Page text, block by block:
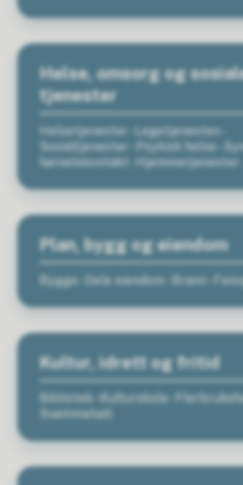
Helse, omsorg og
tjenester
Helsetjenester - Legetjenesten -
Sosialtjenester - Psykisk helse -
hørselskontakt - Hjemmetjenester
Plan, bygg og eiendom
Bygge - Dele eiendom - Brann -
Kultur, idrett og fritid
Bibliotek - Kulturskole -
Svømmehall